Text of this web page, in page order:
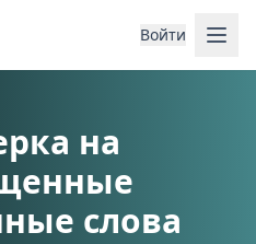
Войти
на
слова